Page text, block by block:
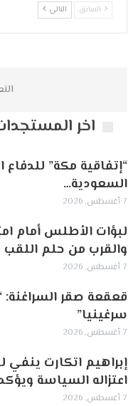
السابق التالي
اخر
“إتفاقية مكة”
السعودية…
7 أغسطس, 2026
لبؤات الأطلس أمام
والقرب من حلم اللقب
7 أغسطس, 2026
قعقعة صقر
سرغينيا”
7 أغسطس, 2026
إبراهيم اتكارت ينفي
اعتزاله السياسة
7 أغسطس, 2026